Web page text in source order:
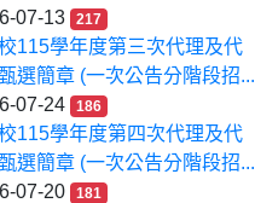
07-13
217
115學年度第三次代理及代
選簡章 (一次公告分階段招...
07-24
186
115學年度第四次代理及代
選簡章 (一次公告分階段招...
07-20
181